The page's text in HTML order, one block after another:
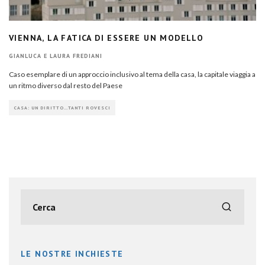
VIENNA, LA FATICA DI ESSERE UN MODELLO
GIANLUCA E LAURA FREDIANI
Caso esemplare di un approccio inclusivo al tema della casa, la capitale viaggia a
un ritmo diverso dal resto del Paese
CASA: UN DIRITTO…TANTI ROVESCI
LE NOSTRE INCHIESTE